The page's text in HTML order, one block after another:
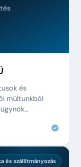
és
múltunkból
és szállítmányozás